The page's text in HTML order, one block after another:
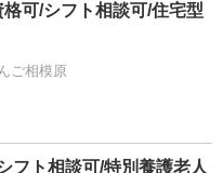
可/シフト相談可/住宅型
ご相模原
フト相談可/特別養護老人